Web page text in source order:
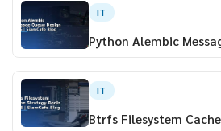
IT
Python Alembic
IT
Btrfs Filesystem